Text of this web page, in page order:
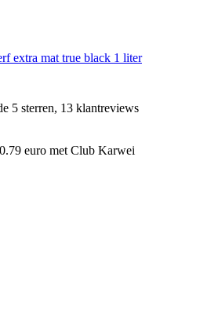
extra mat true black 1 liter
5 sterren, 13 klantreviews
euro met Club Karwei